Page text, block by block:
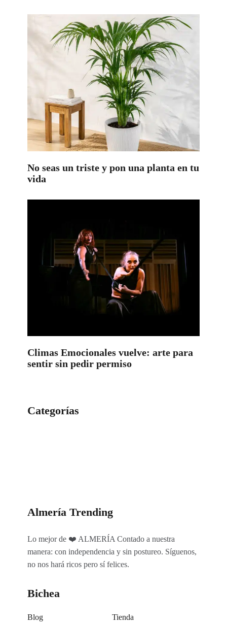
No seas un triste y pon una planta en tu
vida
Climas Emocionales vuelve: arte para
sentir sin pedir permiso
Categorías
Almería Trending
Lo mejor de ❤️ ALMERÍA Contado a nuestra
manera: con independencia y sin postureo. Síguenos,
no nos hará ricos pero sí felices.
Bichea
Blog Tienda